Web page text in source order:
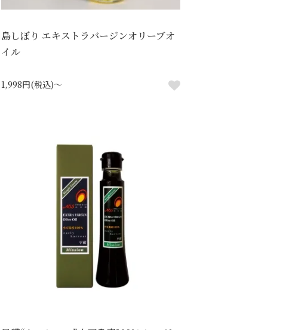
島しぼり エキストラバージンオリーブオ
イル
1,998円(税込)～